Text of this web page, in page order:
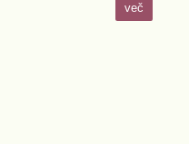
več